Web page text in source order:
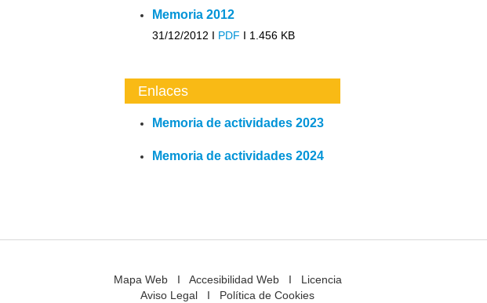
Memoria 2012
31/12/2012 I PDF I 1.456 KB
Enlaces
Memoria de actividades 2023
Memoria de actividades 2024
Mapa WebI Accesibilidad WebI Licencia
Aviso Legal I Política de Cookies